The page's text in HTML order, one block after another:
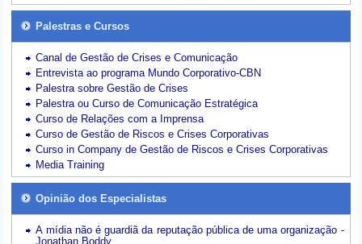
Palestras e Cursos
Canal de Gestão de Crises e Comunicação
Entrevista ao programa Mundo Corporativo-CBN
Palestra sobre Gestão de Crises
Palestra ou Curso de Comunicação Estratégica
Curso de Relações com a Imprensa
Curso de Gestão de Riscos e Crises Corporativas
Curso in Company de Gestão de Riscos e Crises Corporativas
Media Training
Opinião dos Especialistas
A mídia não é guardiã da reputação pública de uma organização -
Jonathan Boddy